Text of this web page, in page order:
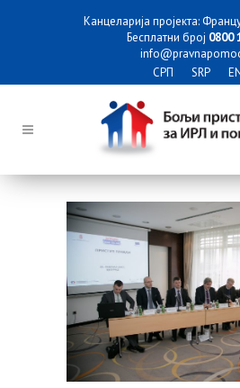
Канцеларија пројекта:
Бесплатни број 0800
СРП
SRP